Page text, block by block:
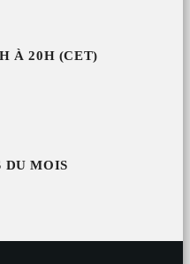
À 20H (CET)
DU MOIS